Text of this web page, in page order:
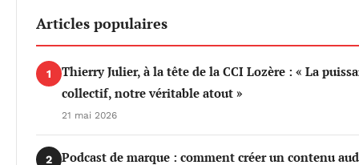
Articles populaires
1
Thierry Julier, à la tête de la CCI Lozère : « La
collectif, notre véritable atout »
21 mai 2026
2
Podcast de marque : comment créer un contenu